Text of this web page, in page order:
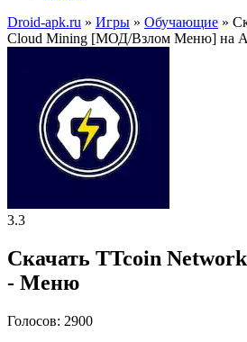
Droid-apk.ru » Игры » Обучающие »
Cloud Mining [МОД/Взлом Меню] на
3.3
Скачать TTcoin
- Меню
Голосов: 2900